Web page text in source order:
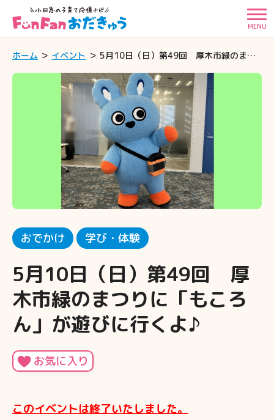
MENU
ホーム イベント 5月10日（日）第49回 厚木市緑のまつりに「もころん」が遊びに行くよ♪
おでかけ 学び・体験
5月10日（日）第49回 厚
木市緑のまつりに「もころ
ん」が遊びに行くよ♪
お気に入り
このイベントは終了いたしました。